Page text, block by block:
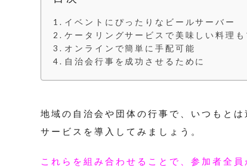
イベントにぴったりなビールサーバー
ケータリングサービスで美味しい料理も
オンラインで簡単に手配可能
自治会行事を成功させるために
地域の自治会や団体の行事で、いつもと
サービスを導入してみましょう。
これらを組み合わせることで、参加者全